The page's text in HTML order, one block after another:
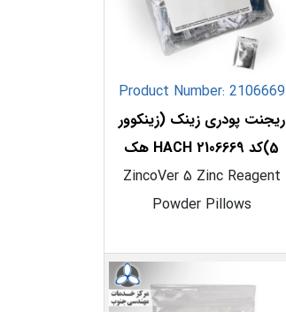
Product Number: 2106669
ریجنت پودری زینک (زینکوور
5)کد 2106669 HACH هک
ZincoVer 5 Zinc Reagent
Powder Pillows